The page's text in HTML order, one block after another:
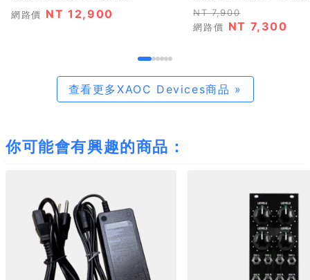
網路價 NT 12,900
NT 7,900
網路價 NT 7,300
查看更多XAOC Devices商品 »
你可能會有興趣的商品：